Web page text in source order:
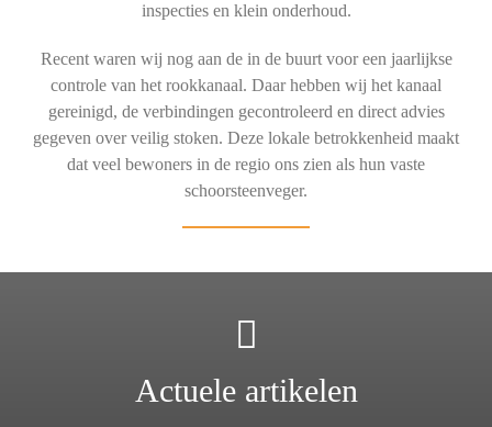
inspecties en klein onderhoud.
Recent waren wij nog aan de in de buurt voor een jaarlijkse
controle van het rookkanaal. Daar hebben wij het kanaal
gereinigd, de verbindingen gecontroleerd en direct advies
gegeven over veilig stoken. Deze lokale betrokkenheid maakt
dat veel bewoners in de regio ons zien als hun vaste
schoorsteenveger.
Actuele artikelen